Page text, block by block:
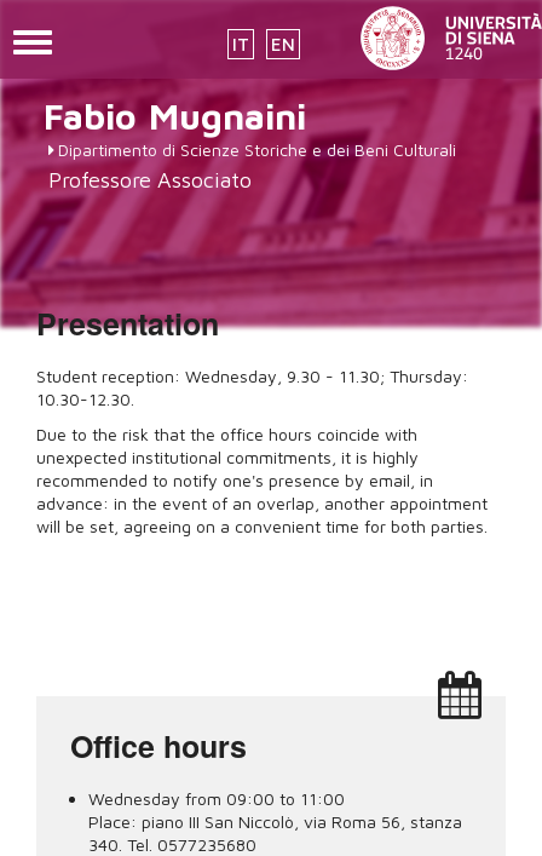
Skip
main
content
IT EN
Toggle
placeholder-
icon272x331.png
Fabio Mugnaini
Dipartimento di Scienze Storiche e dei Beni Culturali
Professore Associato
Presentation
Student reception: Wednesday, 9.30 - 11.30; Thursday:
10.30-12.30.
Due to the risk that the office hours coincide with
unexpected institutional commitments, it is highly
recommended to notify one's presence by email, in
advance: in the event of an overlap, another appointment
will be set, agreeing on a convenient time for both parties.
Office hours
Wednesday from 09:00 to 11:00
Place: piano III San Niccolò, via Roma 56, stanza
340. Tel. 0577235680